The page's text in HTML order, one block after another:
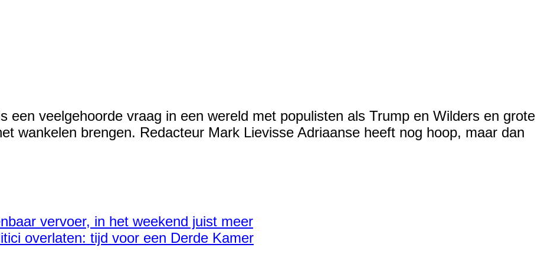
een veelgehoorde vraag in een wereld met populisten als Trump en Wilders en grote
wankelen brengen. Redacteur Mark Lievisse Adriaanse heeft nog hoop, maar dan
vervoer, in het weekend juist meer
overlaten: tijd voor een Derde Kamer